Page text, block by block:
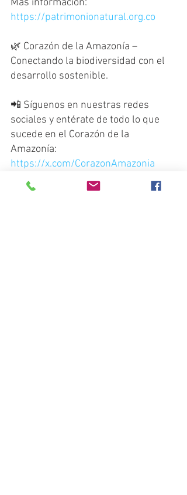
Más información:
https://patrimonionatural.org.co
🌿 Corazón de la Amazonía –
Conectando la biodiversidad con el
desarrollo sostenible.
📲 Síguenos en nuestras redes
sociales y entérate de todo lo que
sucede en el Corazón de la
Amazonía:
https://x.com/CorazonAmazonia
https://www.facebook.com/Corazon
DeLaAmazonia